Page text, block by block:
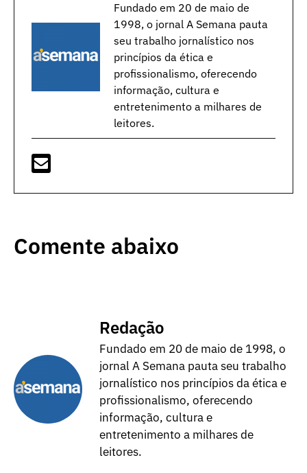
Fundado em 20 de maio de
1998, o jornal A Semana pauta
seu trabalho jornalístico nos
princípios da ética e
profissionalismo, oferecendo
informação, cultura e
entretenimento a milhares de
leitores.
Comente abaixo
Redação
Fundado em 20 de maio de 1998, o
jornal A Semana pauta seu trabalho
jornalístico nos princípios da ética e
profissionalismo, oferecendo
informação, cultura e
entretenimento a milhares de
leitores.